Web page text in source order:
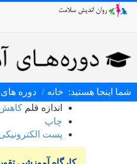
شما اینجا هستید: خانه
دوره
اندازه قلم کاهش
چاپ
پست